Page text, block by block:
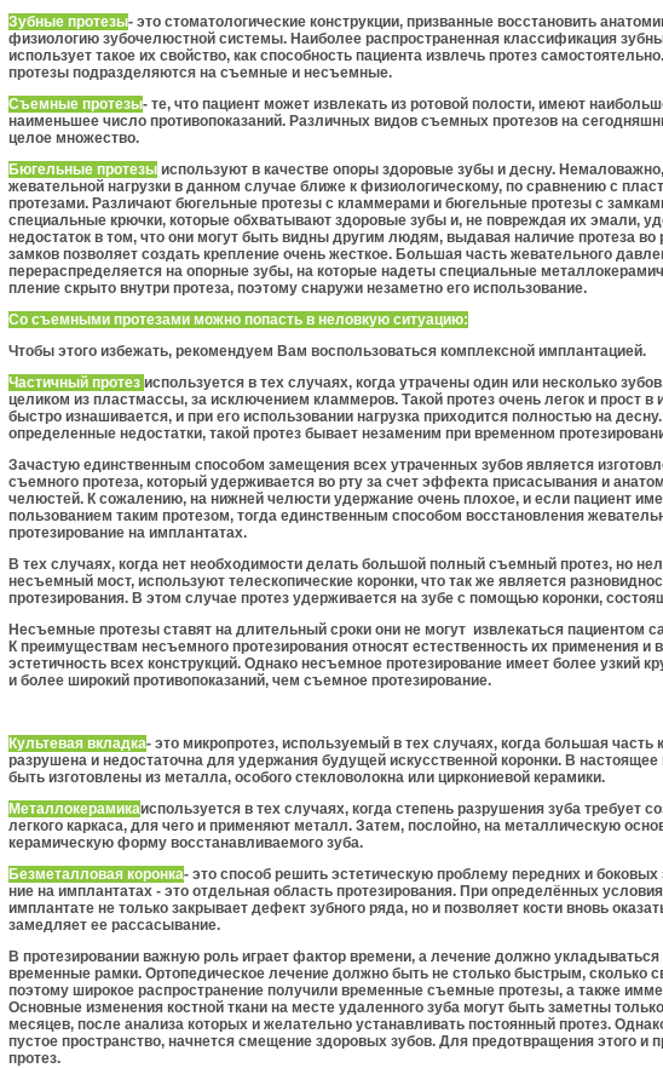
Зубные протезы- это стоматологические конструкции, призванные восстановить
физи­ологию зубочелюстной системы. Наиболее распространенная классификация
использует такое их свойство, как способность пациента извлечь протез
протезы подразделяются на съемные и несъемные.
Съемные протезы- те, что пациент может извлекать из ротовой полости, имеют
наименьшее число противопоказаний. Различных видов съемных протезов на
целое множество.
Бюгельные протезы используют в качестве опоры здо­ровые зубы и десну.
жевательной нагрузки в данном случае ближе к физио­логическому, по сравнению с
протезами. Различают бюгельные протезы с кламмерами и бюгельные протезы с
специаль­ные крючки, которые обхватывают здоровые зубы и, не по­вреждая их эмали,
недостаток в том, что они могут быть видны другим людям, выдавая наличие протеза во
замков позволяет создать крепление очень жесткое. Большая часть жевательного
перераспределяется на опорные зубы, на которые надеты специальные
пление скрыто внутри протеза, поэтому снаружи незаметно его использование.
Со съемными протезами можно попасть в неловкую ситуацию:
Чтобы этого избежать, рекомендуем Вам воспользоваться комплексной имплантацией.
Частичный протез используется в тех случаях, когда утра­чены один или несколько
целиком из пластмассы, за исключением кламмеров. Такой протез очень легок и прост в
быстро изна­шивается, и при его использовании нагрузка приходится полностью на
определенные недо­статки, такой протез бывает незаменим при временном
Зачастую единственным способом замещения всех утра­ченных зубов является
съемного протеза, который удерживается во рту за счет эффекта при­сасывания и
челюстей. К сожале­нию, на нижней челюсти удержание очень плохое, и если пациент
пользованием таким протезом, тогда единственным способом восстановления
протезирование на имплантатах.
В тех случаях, когда нет необходимости делать большой полный съемный протез, но
несъемный мост, используют телескопические коронки, что так же яв­ляется
протезирования. В этом случае протез удерживается на зубе с помощью коронки,
Несъемные протезы ставят на длительный сроки они не могут извлекаться пациентом
К преимуществам несъемного протезирования относят естественность их применения и
эстетичность всех конструкций. Однако несъемное протезирование имеет более узкий
и более широкий противопоказаний, чем съемное протезирование.
Культевая вкладка- это микропротез, используемый в тех случаях, когда большая часть
разрушена и не­достаточна для удержания будущей искусственной коронки. В настоящее
быть изготовлены из метал­ла, особого стекловолокна или циркониевой керамики.
Металлокерамикаиспользуется в тех случаях, когда сте­пень разрушения зуба требует
легкого каркаса, для чего и применяют металл. Затем, послойно, на металлическую
керамическую форму вос­станавливаемого зуба.
Безметалловая коронка- это способ решить эстетиче­скую проблему передних и
ние на имплантатах - это отдельная область протезирова­ния. При определённых
имплантате не только закрывает дефект зубного ряда, но и позволяет ко­сти вновь
замедляет ее рас­сасывание.
В протезировании важную роль играет фактор времени, а лечение должно
временные рамки. Ортопедическое лечение должно быть не столько быстрым, сколько
поэтому широкое рас­пространение получили временные съемные протезы, а также
Основные изменения кост­ной ткани на месте удаленного зуба могут быть заметны
месяцев, после анализа которых и желательно устанавливать постоянный протез.
пустое пространство, начнется смещение здоровых зубов. Для предотвращения этого и
протез.